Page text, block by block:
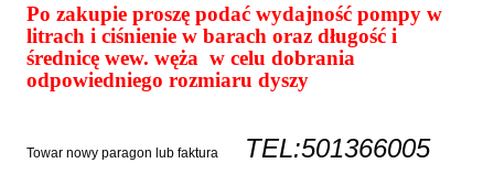
Po zakupie proszę podać wydajność pompy w
litrach i ciśnienie w barach oraz długość i
średnicę wew. węża w celu dobrania
odpowiedniego rozmiaru dyszy
Towar nowy paragon lub faktura TEL:501366005